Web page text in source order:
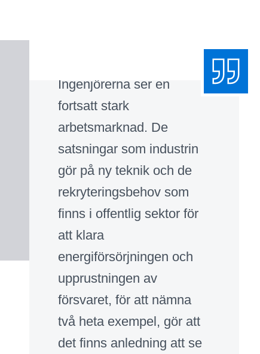
Ingenjörerna ser en
fortsatt stark
arbetsmarknad. De
satsningar som industrin
gör på ny teknik och de
rekryteringsbehov som
finns i offentlig sektor för
att klara
energiförsörjningen och
upprustningen av
försvaret, för att nämna
två heta exempel, gör att
det finns anledning att se